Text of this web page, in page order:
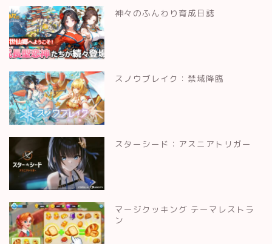
神々のふんわり育成日誌
スノウブレイク：禁域降臨
スターシード：アスニアトリガー
マージクッキング テーマレストラ
ン